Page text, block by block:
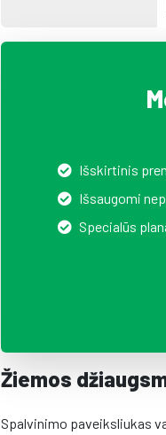
Išskirtinis
Išsaugomi
Specialūs
Žiemos
Spalvinimo paveiksliukas